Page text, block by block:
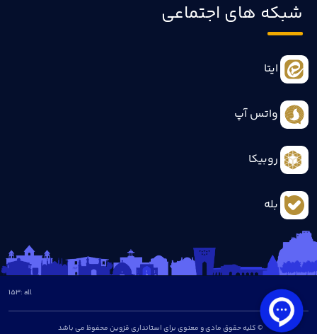
شبکه های اجتماعی
ایتا
واتس آپ
روبیکا
بله
© کلیه حقوق مادی و معنوی برای استانداری قزوین محفوظ می باشد
all :
153